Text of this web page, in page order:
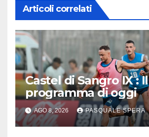
Articoli correlati
Castel di Sangro IX : Il
programma di oggi
AGO 8, 2026 PASQUALE SPERA